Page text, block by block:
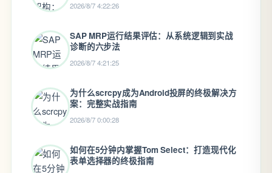
2026/8/7 4:22:26
SAP MRP运行结果评估：从系统逻辑到实战
诊断的六步法
2026/8/7 4:21:25
为什么scrcpy成为Android投屏的终极解决方
案：完整实战指南
2026/8/7 0:00:28
如何在5分钟内掌握Tom Select：打造现代化
表单选择器的终极指南